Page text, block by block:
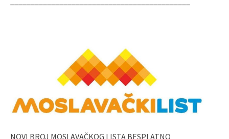
NOVI BROJ MOSLAVAČKOG LISTA BESPLATNO